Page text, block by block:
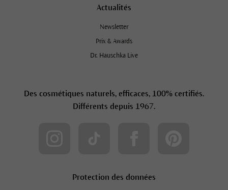
Actualités
Newsletter
Prix & Awards
Dr. Hauschka Live
Des cosmétiques naturels, efficaces, 100% certifiés.
Différents depuis 1967.
Protection des données